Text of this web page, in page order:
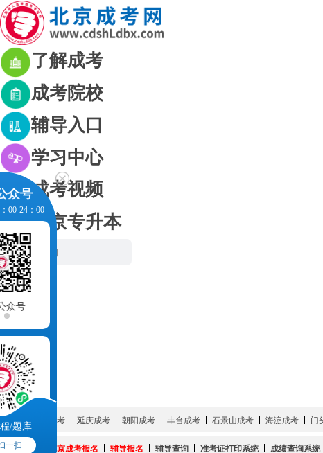
了解成考
成考院校
辅导入口
学习中心
成考视频
北京专升本
网站首页
成考资讯
成考政策
成考简章
成考培训
成考院校
成考专业
试题真题
网上报名
服务大厅
城市: 密云成考 延庆成考 朝阳成考 丰台成考 石景山成考 海淀成考 门
成考系统: 北京成考报名 辅导报名 辅导查询 准考证打印系统 成绩查询系统
众号
00-24：00
众号
/题库
一扫